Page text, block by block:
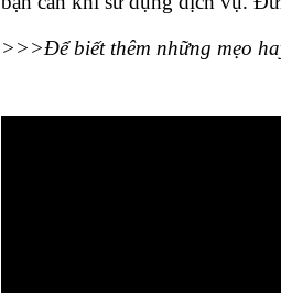
>>>Để biết thêm những mẹo